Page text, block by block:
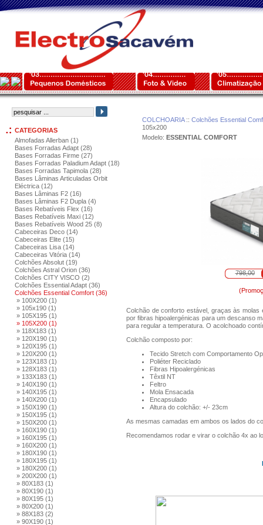
CATEGORIAS
Almofadas Allerban (1)
Bases Forradas Adapt (28)
Bases Forradas Firme (27)
Bases Forradas Paladium Adapt (18)
Bases Forradas Tapimola (28)
Bases Lâminas Articuladas Orbit
Eléctrica (12)
Bases Lâminas F2 (16)
Bases Lâminas F2 Dupla (4)
Bases Rebatíveis Flex (16)
Bases Rebatíveis Maxi (12)
Bases Rebatíveis Wood 25 (8)
Cabeceiras Deco (14)
Cabeceiras Elite (15)
Cabeceiras Lisa (14)
Cabeceiras Vitória (14)
Colchões Absolut (19)
Colchões Astral Orion (36)
Colchões CITY VISCO (2)
Colchões Essential Adapt (36)
Colchões Essential Comfort (36)
» 100X200 (1)
» 105x190 (1)
» 105X195 (1)
» 105X200 (1)
» 118X183 (1)
» 120X190 (1)
» 120X195 (1)
» 120X200 (1)
» 123X183 (1)
» 128X183 (1)
» 133X183 (1)
» 140X190 (1)
» 140X195 (1)
» 140X200 (1)
» 150X190 (1)
» 150X195 (1)
» 150X200 (1)
» 160X190 (1)
» 160X195 (1)
» 160X200 (1)
» 180X190 (1)
» 180X195 (1)
» 180X200 (1)
» 200X200 (1)
» 80X183 (1)
» 80X190 (1)
» 80X195 (1)
» 80X200 (1)
» 88X183 (2)
» 90X190 (1)
COLCHOARIA:: Colchões Essential
105x200
Modelo: ESSENTIAL COMFORT
798,00
Colchão de conforto estável, graças às molas
por fibras hipoalergénicas para um descanso
para regular a temperatura. O acolchoado
Colchão composto por:
Tecido Stretch com Comportamento
Poliéter Reciclado
Fibras Hipoalergénicas
Têxtil NT
Feltro
Mola Ensacada
Encapsulado
Altura do colchão: +/- 23cm
As mesmas camadas em ambos os lados do
Recomendamos rodar e virar o colchão 4x ao